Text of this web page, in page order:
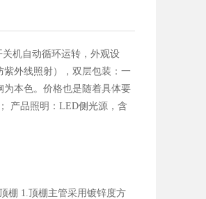
机自动循环运转，外观设
外线照射），双层包装：一
本色。价格也是随着具体要
产品照明：LED侧光源，含
棚 1.顶棚主管采用镀锌度方